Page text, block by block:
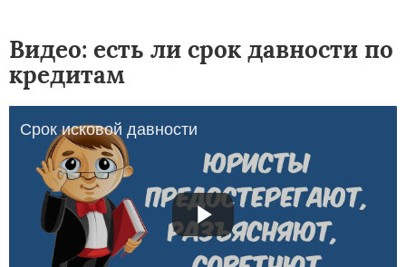
Видео: есть ли срок давности по
кредитам
Срок исковой давности